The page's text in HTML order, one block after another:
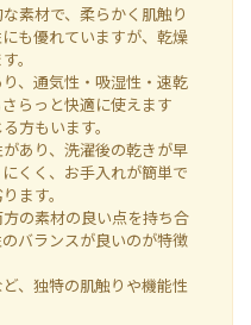
な素材で、柔らかく肌触り
も優れていますが、乾燥
。
り、通気性・吸湿性・速乾
らっと快適に使えます
方もいます。
あり、洗濯後の乾きが早
くく、お手入れが簡単で
ます。
の素材の良い点を持ち合
バランスが良いのが特徴
、独特の肌触りや機能性